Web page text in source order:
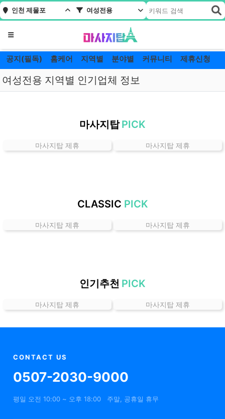
인천 제물포 여성전용
메뉴
공지(필독) 홈케어 지역별 분야별 커뮤니티 제휴신청
여성전용 지역별 인기업체 정보
포
는
할
정
마사지탑 PICK
마사지탑 제휴 마사지탑 제휴
CLASSIC PICK
마사지탑 제휴 마사지탑 제휴
인기추천 PICK
마사지탑 제휴 마사지탑 제휴
CONTACT US
0507-2030-9000
평일 오전 10:00 ~ 오후 18:00 주말, 공휴일 휴무